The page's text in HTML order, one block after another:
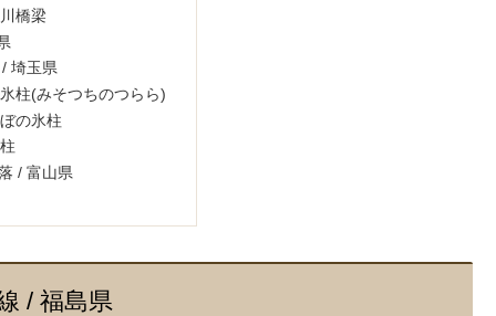
橋梁
埼玉県
柱(みそつちのつらら)
の氷柱
/ 富山県
/ 福島県